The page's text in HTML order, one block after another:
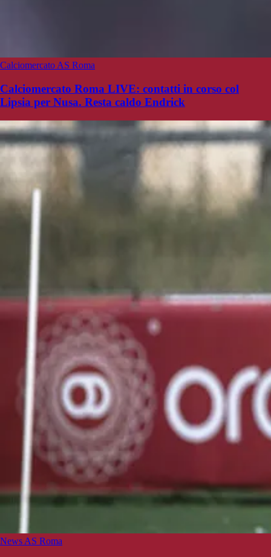
Calciomercato AS Roma
Calciomercato Roma LIVE: contatti in corso col
Lipsia per Nusa. Resta caldo Endrick
News AS Roma